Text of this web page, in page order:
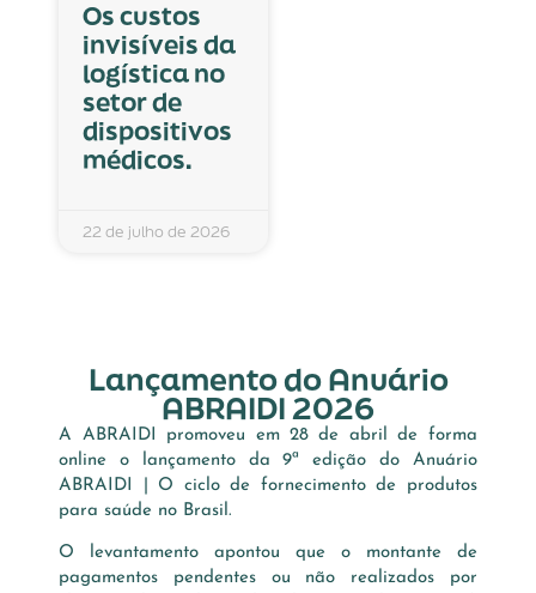
Os custos
invisíveis da
logística no
setor de
dispositivos
médicos.
22 de julho de 2026
Lançamento do Anuário
ABRAIDI 2026
A ABRAIDI promoveu em 28 de abril de forma
online o lançamento da 9ª edição do Anuário
ABRAIDI | O ciclo de fornecimento de produtos
para saúde no Brasil.
O levantamento apontou que o montante de
pagamentos pendentes ou não realizados por